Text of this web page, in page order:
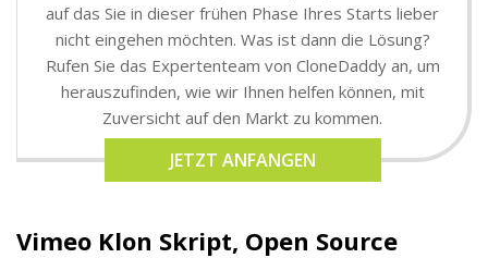
auf das Sie in dieser frühen Phase Ihres Starts lieber
nicht eingehen möchten. Was ist dann die Lösung?
Rufen Sie das Expertenteam von CloneDaddy an, um
herauszufinden, wie wir Ihnen helfen können, mit
Zuversicht auf den Markt zu kommen.
JETZT ANFANGEN
Vimeo Klon Skript, Open Source